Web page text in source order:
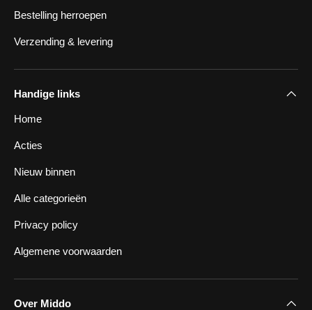
Bestelling herroepen
Verzending & levering
Handige links
Home
Acties
Nieuw binnen
Alle categorieën
Privacy policy
Algemene voorwaarden
Over Middo